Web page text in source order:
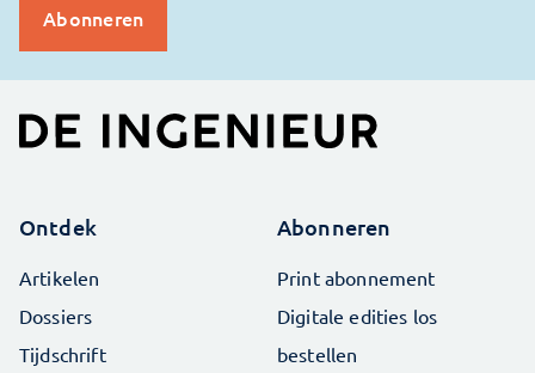
Ontdek
Artikelen
Dossiers
Tijdschrift
Abonneren
Print abonnement
Digitale edities los
bestellen